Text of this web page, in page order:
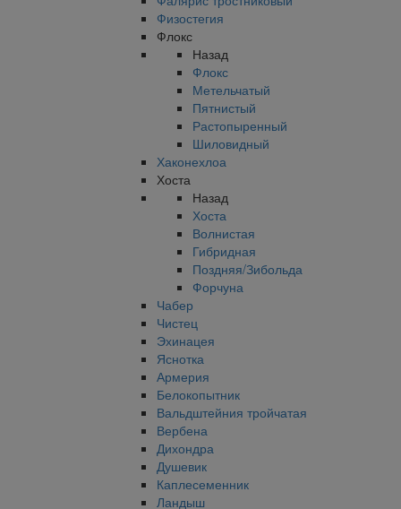
Физостегия
Флокс
Назад
Флокс
Метельчатый
Пятнистый
Растопыренный
Шиловидный
Хаконехлоа
Хоста
Назад
Хоста
Волнистая
Гибридная
Поздняя/Зибольда
Форчуна
Чабер
Чистец
Эхинацея
Яснотка
Армерия
Белокопытник
Вальдштейния тройчатая
Вербена
Дихондра
Душевик
Каплесеменник
Ландыш